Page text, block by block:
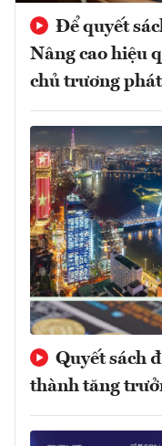
Để quyết
Nâng cao hiệu
chủ trương
Quyết sách
thành tăng